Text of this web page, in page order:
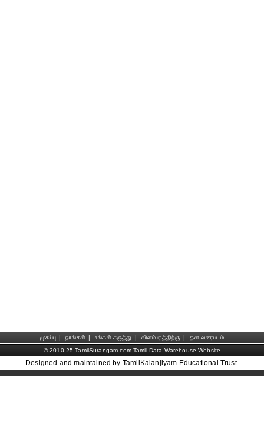
முகப்பு | நாங்கள் | உங்கள் கருத்து | விளம்பரத்திற்கு |
தள வரைபடம்
© 2010-25 TamilSurangam.com Tamil Data Warehouse Website
Designed and maintained by TamilKalanjiyam Educational Trust.